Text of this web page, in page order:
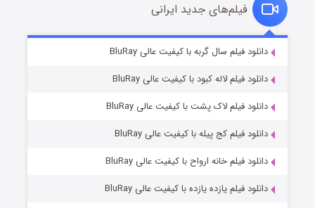
قسمت۶ (زیرنویس) منتشر شد
فیلم‌های جدید ایرانی
دانلود فیلم سال گربه با کیفیت عالی BluRay
دانلود فیلم لاله کبود با کیفیت عالی BluRay
دانلود فیلم لاک پشت با کیفیت عالی BluRay
دانلود فیلم کج‌ پیله با کیفیت عالی BluRay
دانلود فیلم خانه ارواح با کیفیت عالی BluRay
دانلود فیلم یازده یازده با کیفیت عالی BluRay